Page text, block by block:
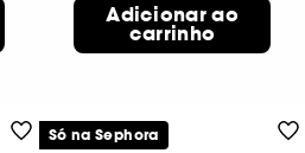
Adicionar ao
carrinho
Só na Sephora